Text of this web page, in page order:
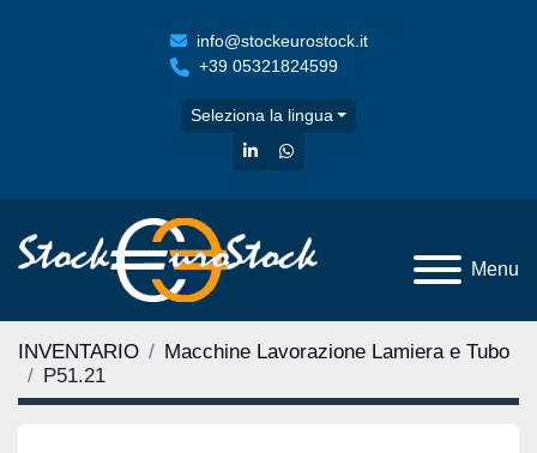
info@stockeurostock.it
+39 05321824599
Seleziona la lingua
linkedinwhatsapp
Menu
INVENTARIO
Macchine Lavorazione Lamiera e Tubo
P51.21